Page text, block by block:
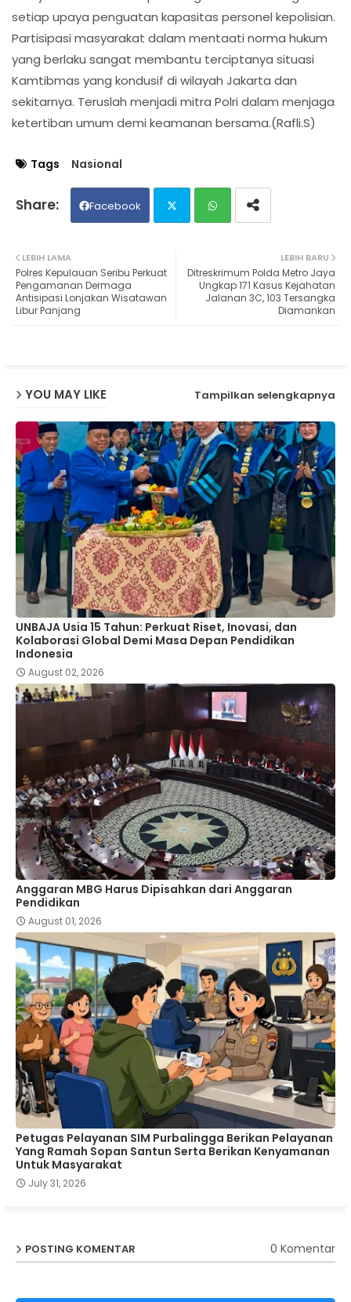
setiap upaya penguatan kapasitas personel kepolisian.
Partisipasi masyarakat dalam mentaati norma hukum
yang berlaku sangat membantu terciptanya situasi
Kamtibmas yang kondusif di wilayah Jakarta dan
sekitarnya. Teruslah menjadi mitra Polri dalam menjaga
ketertiban umum demi keamanan bersama.(Rafli.S)
Tags Nasional
Facebook
ter ats
LEBIH BARU
Ditreskrimum Polda Metro Jaya
Ungkap 171 Kasus Kejahatan
Jalanan 3C, 103 Tersangka
Diamankan
LEBIH LAMA
Polres Kepulauan Seribu Perkuat
Pengamanan Dermaga
Antisipasi Lonjakan Wisatawan
Libur Panjang
YOU MAY LIKE Tampilkan selengkapnya
UNBAJA Usia 15 Tahun: Perkuat Riset, Inovasi, dan
Kolaborasi Global Demi Masa Depan Pendidikan
Indonesia
August 02, 2026
Anggaran MBG Harus Dipisahkan dari Anggaran
Pendidikan
August 01, 2026
Petugas Pelayanan SIM Purbalingga Berikan Pelayanan
Yang Ramah Sopan Santun Serta Berikan Kenyamanan
Untuk Masyarakat
July 31, 2026
POSTING KOMENTAR 0 Komentar